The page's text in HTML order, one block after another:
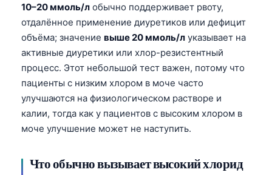
10–20 ммоль/л обычно поддерживает рвоту,
отдалённое применение диуретиков или дефицит
объёма; значение выше 20 ммоль/л указывает на
активные диуретики или хлор-резистентный
процесс. Этот небольшой тест важен, потому что
пациенты с низким хлором в моче часто
улучшаются на физиологическом растворе и
калии, тогда как у пациентов с высоким хлором в
моче улучшение может не наступить.
Что обычно вызывает высокий хлорид